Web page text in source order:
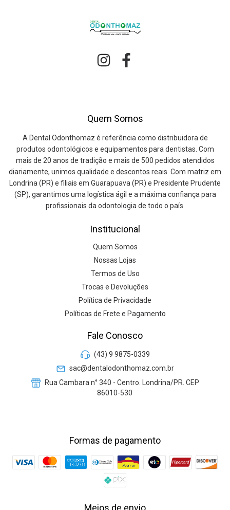
Quem Somos
A Dental Odonthomaz é referência como distribuidora de
produtos odontológicos e equipamentos para dentistas. Com
mais de 20 anos de tradição e mais de 500 pedidos atendidos
diariamente, unimos qualidade e descontos reais. Com matriz em
Londrina (PR) e filiais em Guarapuava (PR) e Presidente Prudente
(SP), garantimos uma logística ágil e a máxima confiança para
profissionais da odontologia de todo o país.
Institucional
Quem Somos
Nossas Lojas
Termos de Uso
Trocas e Devoluções
Política de Privacidade
Políticas de Frete e Pagamento
Fale Conosco
(43) 9 9875-0339
sac@dentalodonthomaz.com.br
Rua Cambara n° 340 - Centro. Londrina/PR. CEP
86010-530
Formas de pagamento
Meios de envio